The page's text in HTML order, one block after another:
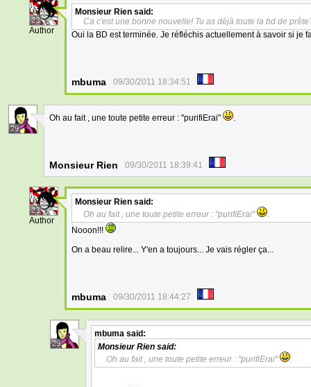
23
Author
Monsieur Rien said:
Ca c'est une bonne nouvelle! Tu as déjà toute la bd de
Oui la BD est terminée. Je réfléchis actuellement à savoir si je
mbuma 09/30/2011 18:34:51
29
Oh au fait , une toute petite erreur : "purifiErai" .
Monsieur Rien 09/30/2011 18:39:41
23
Author
Monsieur Rien said:
Oh au fait , une toute petite erreur : "purifiErai"
.
Nooon!!!
On a beau relire... Y'en a toujours... Je vais régler ça...
mbuma 09/30/2011 18:44:27
29
mbuma said:
Monsieur Rien said:
Oh au fait , une toute petite erreur : "purifiErai"
.